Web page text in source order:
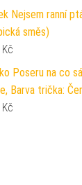
Nejsem ranní
směs)
Kč
Poseru na co
Barva trička:
Kč